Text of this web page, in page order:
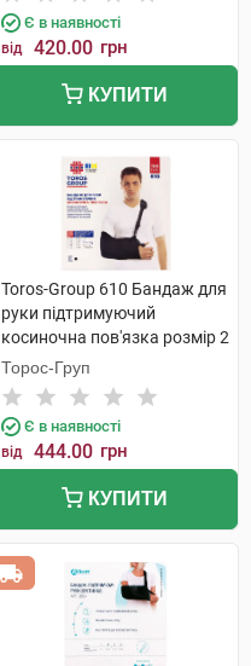
Є в наявності
від 420.00 грн
КУПИТИ
Toros-Group 610 Бандаж для
руки підтримуючий
косиночна пов'язка розмір 2
чорний 1 шт
Торос-Груп
Є в наявності
від 444.00 грн
КУПИТИ